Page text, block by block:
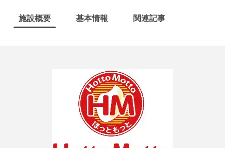
施設概要 基本情報 関連記事